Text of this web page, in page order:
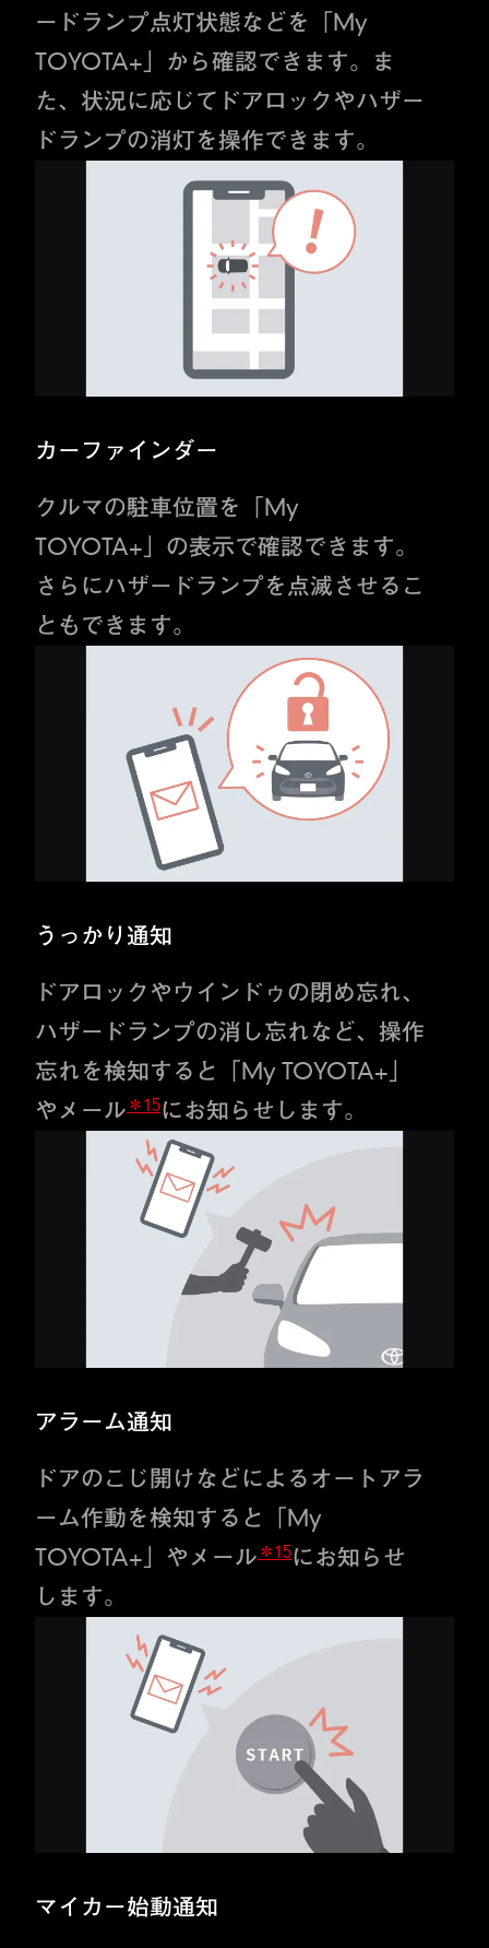
ードランプ点灯状態などを「My
TOYOTA+」から確認できます。ま
た、状況に応じてドアロックやハザー
ドランプの消灯を操作できます。
カーファインダー
クルマの駐車位置を「My
TOYOTA+」の表示で確認できます。
さらにハザードランプを点滅させるこ
ともできます。
うっかり通知
ドアロックやウインドゥの閉め忘れ、
ハザードランプの消し忘れなど、操作
忘れを検知すると「My TOYOTA+」
やメール ＊15にお知らせします。
アラーム通知
ドアのこじ開けなどによるオートアラ
ーム作動を検知すると「My
TOYOTA+」やメール ＊15にお知らせ
します。
マイカー始動通知